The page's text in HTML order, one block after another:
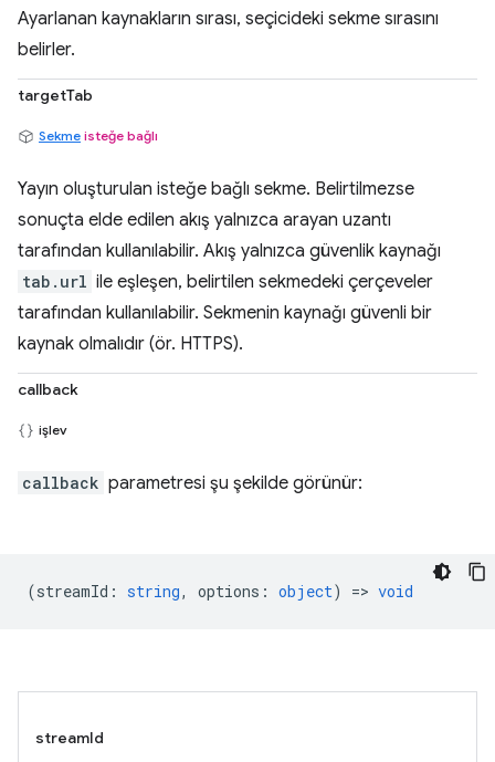
Ayarlanan kaynakların sırası, seçicideki sekme sırasını
belirler.
targetTab
Sekme isteğe bağlı
Yayın oluşturulan isteğe bağlı sekme. Belirtilmezse
sonuçta elde edilen akış yalnızca arayan uzantı
tarafından kullanılabilir. Akış yalnızca güvenlik kaynağı
tab.url ile eşleşen, belirtilen sekmedeki çerçeveler
tarafından kullanılabilir. Sekmenin kaynağı güvenli bir
kaynak olmalıdır (ör. HTTPS).
callback
işlev
callback parametresi şu şekilde görünür:
(streamId : string, options : object) => void
streamId